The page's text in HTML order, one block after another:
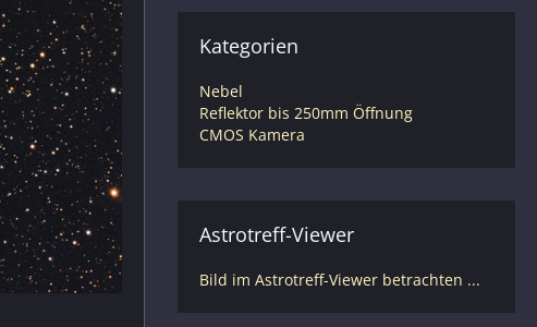
Kategorien
Nebel
Reflektor bis 250mm Öffnung
CMOS Kamera
Astrotreff-Viewer
Bild im Astrotreff-Viewer betrachten ...